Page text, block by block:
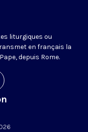
liturgiques ou
en français la
depuis Rome.